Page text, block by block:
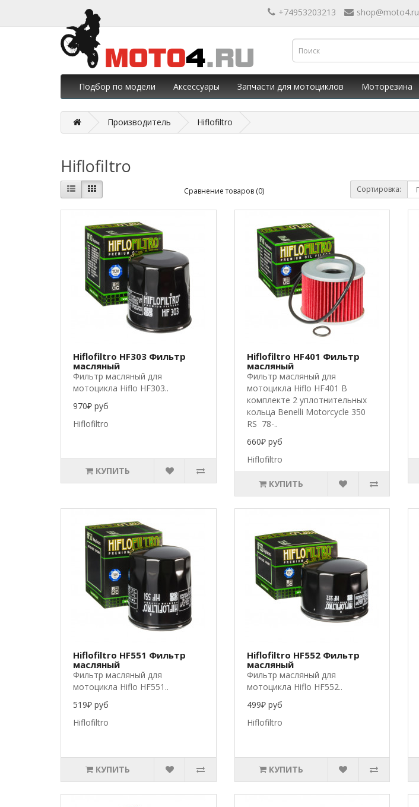
+74953203213 shop@moto4.ru
Подбор по модели Аксессуары Запчасти для мотоциклов Моторезина
Производитель Hiflofiltro
Hiflofiltro
Сравнение товаров (0) Сортировка:
Hiflofiltro HF303 Фильтр
масляный
Фильтр масляный для
мотоцикла Hiflo HF303..
970₽ руб
Hiflofiltro
КУПИТЬ
Hiflofiltro HF401 Фильтр
масляный
Фильтр масляный для
мотоцикла Hiflo HF401 В
комплекте 2 уплотнительных
кольца Benelli Motorcycle 350
RS 78-..
660₽ руб
Hiflofiltro
КУПИТЬ
Hiflofiltro HF551 Фильтр
масляный
Фильтр масляный для
мотоцикла Hiflo HF551..
519₽ руб
Hiflofiltro
КУПИТЬ
Hiflofiltro HF552 Фильтр
масляный
Фильтр масляный для
мотоцикла Hiflo HF552..
499₽ руб
Hiflofiltro
КУПИТЬ